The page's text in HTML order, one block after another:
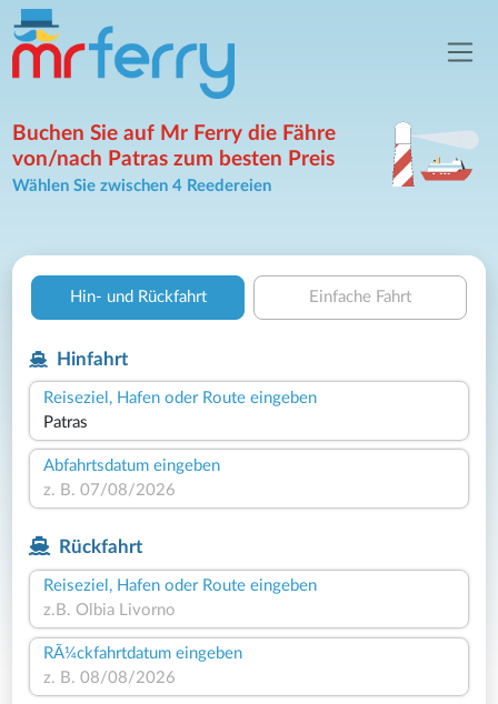
Buchen Sie auf Mr Ferry die Fähre
von/nach Patras zum besten Preis
Wählen Sie zwischen 4 Reedereien
Hin- und Rückfahrt Einfache Fahrt
Hinfahrt
Reiseziel, Hafen oder Route eingeben
Abfahrtsdatum eingeben
Rückfahrt
Reiseziel, Hafen oder Route eingeben
RÃ¼ckfahrtdatum eingeben